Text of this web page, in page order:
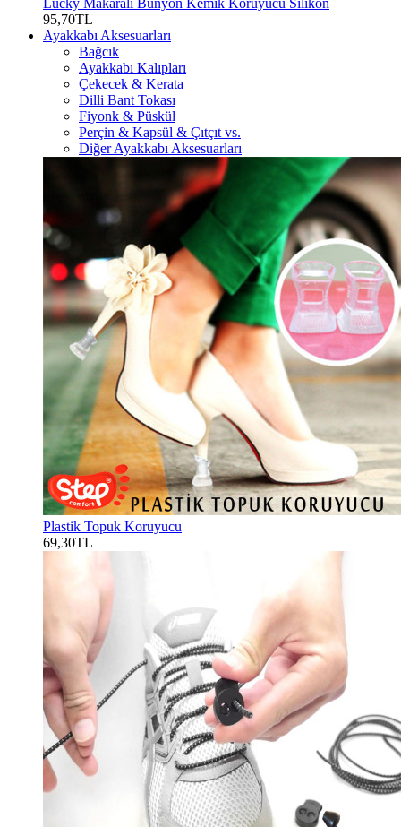
Lucky Makaralı Bunyon Kemik Koruyucu Silikon
95,70TL
Ayakkabı Aksesuarları
Bağcık
Ayakkabı Kalıpları
Çekecek & Kerata
Dilli Bant Tokası
Fiyonk & Püskül
Perçin & Kapsül & Çıtçıt vs.
Diğer Ayakkabı Aksesuarları
Plastik Topuk Koruyucu
69,30TL